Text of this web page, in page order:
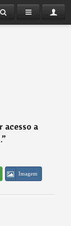
acesso a
”
Imagem